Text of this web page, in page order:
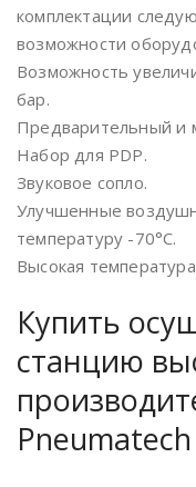
комплектации
возможности
Возможность
бар.
Предварительный и
Набор для PDP.
Звуковое сопло.
Улучшенные
температуру -70°С.
Высокая
Купить
станцию